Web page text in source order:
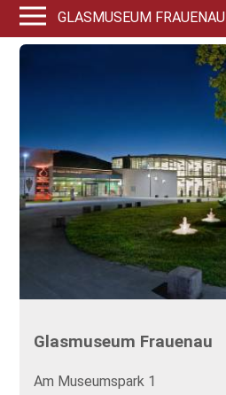
GLASMUSEUM FRAUENAU
Glasmuseum Frauenau
Am Museumspark 1